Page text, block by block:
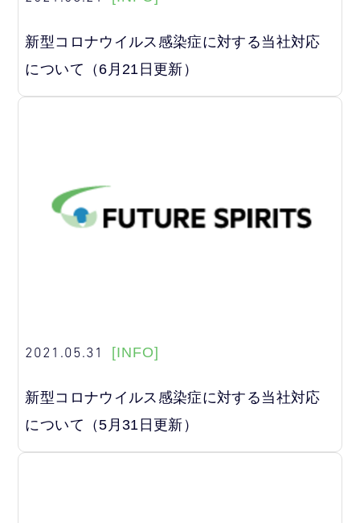
新型コロナウイルス感染症に対する当社対応
について（6月21日更新）
2021.05.31 [INFO]
新型コロナウイルス感染症に対する当社対応
について（5月31日更新）